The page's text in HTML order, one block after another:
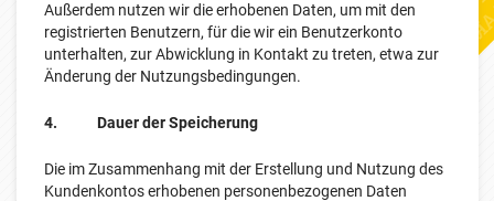
Außerdem nutzen wir die erhobenen Daten, um mit den
registrierten Benutzern, für die wir ein Benutzerkonto
unterhalten, zur Abwicklung in Kontakt zu treten, etwa zur
Änderung der Nutzungsbedingungen.
4. Dauer der Speicherung
Die im Zusammenhang mit der Erstellung und Nutzung des
Kundenkontos erhobenen personenbezogenen Daten